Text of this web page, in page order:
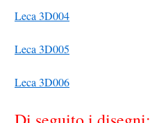
Leca 3D004
Leca 3D005
Leca 3D006